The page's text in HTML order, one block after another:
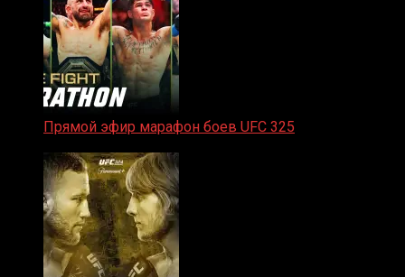
Прямой эфир марафон боев UFC 325